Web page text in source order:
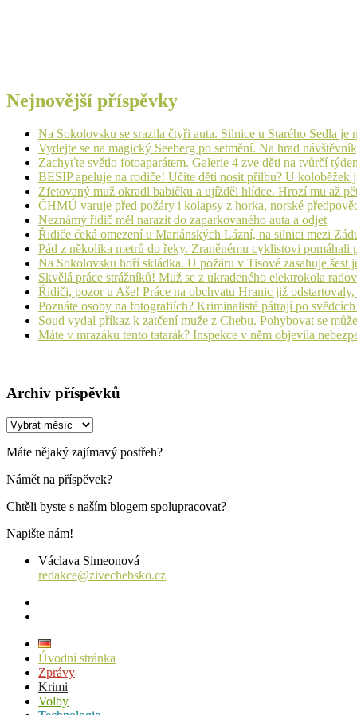
Nejnovější příspěvky
Na Sokolovsku se srazila čtyři auta. Silnice u Starého Sedla je
Vydejte se na magický Seeberg po setmění. Na hrad
Zachyťte světlo fotoaparátem. Galerie 4 zve děti na tvůrčí
BESIP apeluje na rodiče! Učíte děti nosit přilbu? U koloběžek
Zfetovaný muž okradl babičku a ujížděl hlídce. Hrozí mu až
ČHMÚ varuje před požáry i kolapsy z horka, norské
Neznámý řidič měl narazit do zaparkovaného auta a odjet
Řidiče čeká omezení u Mariánských Lázní, na silnici mezi
Pád z několika metrů do řeky. Zraněnému cyklistovi pomáhali
Na Sokolovsku hoří skládka. U požáru v Tisové zasahuje šest
Skvělá práce strážníků! Muž se z ukradeného elektrokola
Řidiči, pozor u Aše! Práce na obchvatu Hranic již
Poznáte osoby na fotografiích? Kriminalisté pátrají po
Soud vydal příkaz k zatčení muže z Chebu. Pohybovat se
Máte v mrazáku tento tatarák? Inspekce v něm objevila
Archiv příspěvků
Archiv
Máte nějaký zajímavý postřeh?
Námět na příspěvek?
Chtěli byste s naším blogem spolupracovat?
Napište nám!
Václava Simeonová
redakce@zivechebsko.cz
Úvodní stránka
Zprávy
Krimi
Volby